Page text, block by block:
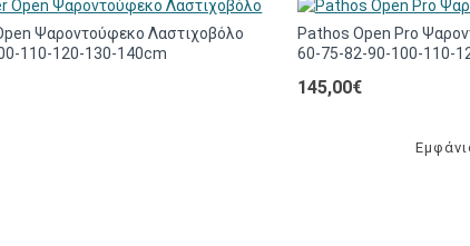
Ψαροντούφεκο Λαστιχοβόλο
110-120-130-140cm
Pathos Open Pro
60-75-82-90-100-110-
145,00€